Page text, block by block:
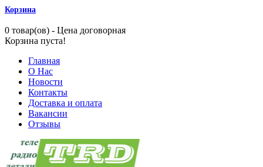
Корзина
0 товар(ов) - Цена договорная
Корзина пуста!
Главная
О Нас
Новости
Контакты
Доставка и оплата
Вакансии
Отзывы